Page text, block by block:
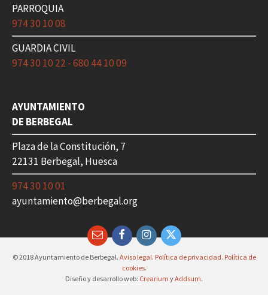
PARROQUIA
974 30 10 08
GUARDIA CIVIL
974 30 10 22 - 680 44 10 09
AYUNTAMIENTO
DE BERBEGAL
Plaza de la Constitución, 7
22131 Berbegal, Huesca
974 30 10 01
ayuntamiento@berbegal.org
EmailFacebookInstagramTwitter
© 2018 Ayuntamiento de Berbegal. Aviso legal. Política de privacidad. Política de
cookies.
Diseño y desarrollo web: Crearium yAddsum.